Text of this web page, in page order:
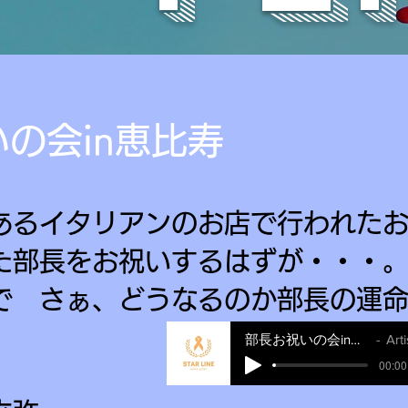
の会in恵比寿​
るイタリアンのお店で行われた
部長をお祝いするはずが・・・。​
さぁ、どうなるのか部長の運
部長お祝いの会in恵比寿